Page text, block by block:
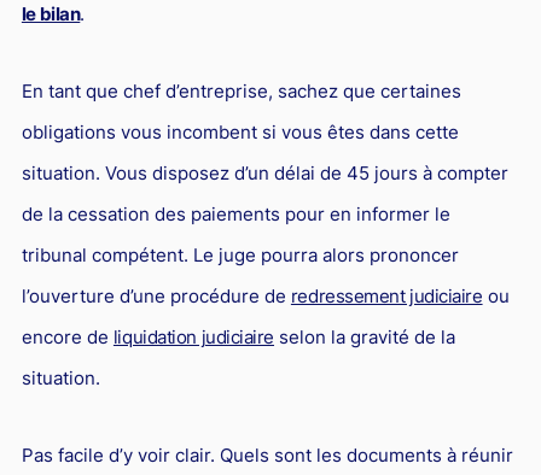
Procédures et tribunaux
Droit commercial
Énergie
Droit de la concurrence
Responsabilité civile
Banque et Assurance
Droit bancaire
le bilan.
En tant que chef d’entreprise, sachez que certaines
obligations vous incombent si vous êtes dans cette
situation. Vous disposez d’un délai de 45 jours à compter
de la cessation des paiements pour en informer le
tribunal compétent. Le juge pourra alors prononcer
l’ouverture d’une procédure de redressement judiciaire ou
encore de liquidation judiciaire selon la gravité de la
situation.
Pas facile d’y voir clair. Quels sont les documents à réunir